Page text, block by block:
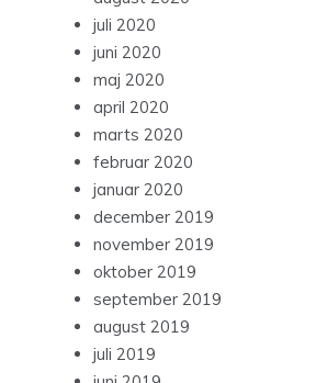
juli 2020
juni 2020
maj 2020
april 2020
marts 2020
februar 2020
januar 2020
december 2019
november 2019
oktober 2019
september 2019
august 2019
juli 2019